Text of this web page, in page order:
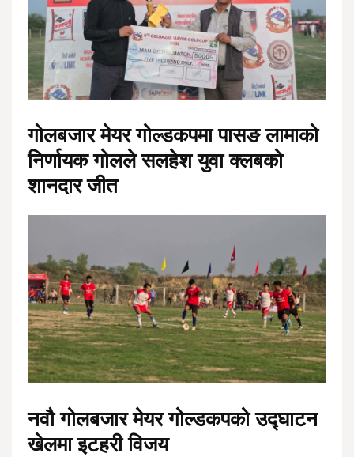
गोलबजार मेयर गोल्डकपमा पासङ लामाको
निर्णायक गोलले सलहेश युवा क्लबको
शानदार जीत
नवौ गोलबजार मेयर गोल्डकपको उद्घाटन
खेलमा इटहरी विजय